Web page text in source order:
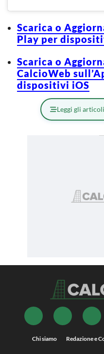
Scarica o
Play per
Scarica o
CalcioWeb
dispositivi iOS
Leggi gli
Chi siamo Redazione e